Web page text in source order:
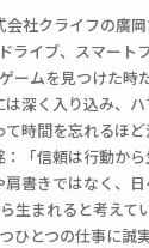
会社クライフの廣岡
ライブ、スマート
ームを見つけた時だ
深く入り込み、
て時間を忘れるほど
「信頼は行動から
書きではなく、
生まれると考えてい
ひとつの仕事に誠